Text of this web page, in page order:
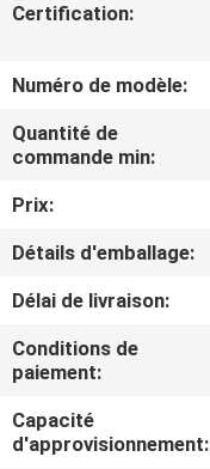
À
PROPOS
DE
NOUS
DE
L'USINE
CONTRÔLE
DE
Certification:
Numéro de modèle:
Quantité de
commande min:
Prix:
Détails d'emballage:
Délai de livraison:
Conditions de
paiement:
Capacité
d'approvisionnement: